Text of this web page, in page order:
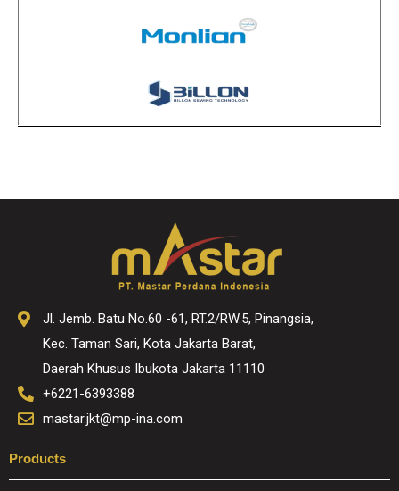
Jl. Jemb. Batu No.60 -61, RT.2/RW.5, Pinangsia,
Kec. Taman Sari, Kota Jakarta Barat,
Daerah Khusus Ibukota Jakarta 11110
+6221-6393388
mastar.jkt@mp-ina.com
Products